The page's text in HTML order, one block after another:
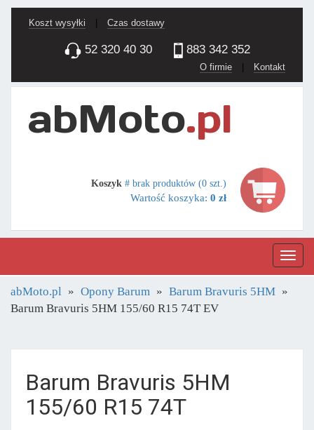
Koszt wysyłki Czas dostawy
52 320 40 30 883 342 352
O firmie | Kontakt
Koszyk # brak produktów (0 szt.)
Wartość koszyka: 0 zł
abMoto.pl Opony Barum
Barum Bravuris 5HM
Barum Bravuris 5HM 155/60 R15 74T EV
Barum Bravuris 5HM
155/60 R15 74T